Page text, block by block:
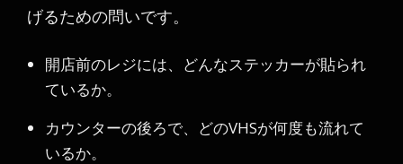
げるための問いです。
開店前のレジには、どんなステッカーが貼られ
ているか。
カウンターの後ろで、どのVHSが何度も流れて
いるか。